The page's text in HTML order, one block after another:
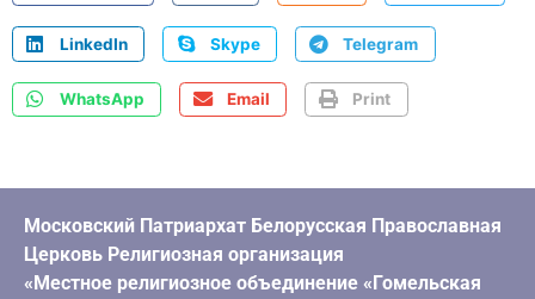
LinkedIn Skype Telegram
WhatsApp Email Print
Московский Патриархат Белорусская Православная
Церковь Религиозная организация
«Местное религиозное объединение «Гомельская